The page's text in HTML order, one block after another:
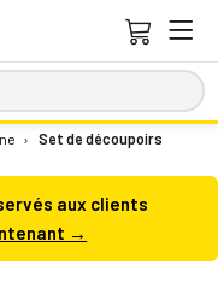
›
Set de découpoirs
aux clients
→